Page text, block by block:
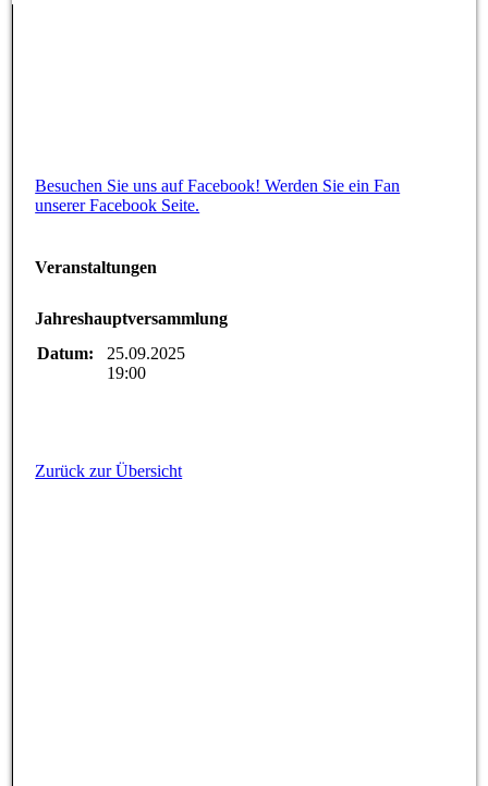
Besuchen Sie uns auf Facebook! Werden Sie ein Fan
unserer Facebook Seite.
Veranstaltungen
Jahreshauptversammlung
Datum:
25.09.2025
19:00
Zurück zur Übersicht